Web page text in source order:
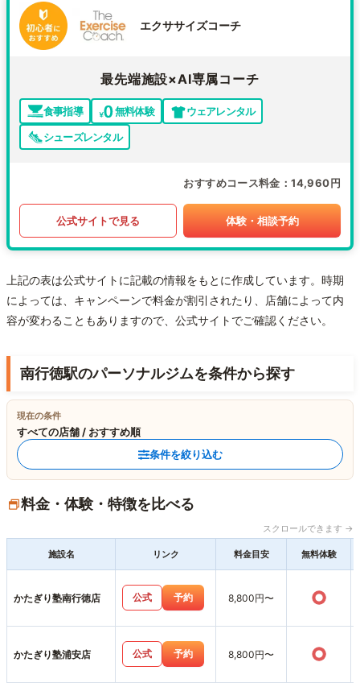
エクササイズコーチ
最先端施設×AI専属コーチ
食事指導 無料体験
ウェアレンタル
シューズレンタル
おすすめコース料金 14,960円
公式サイトで見る 体験・相談予約
上記の表は公式サイトに記載の情報をもとに作成しています。時期
によっては、キャンペーンで料金が割引されたり、店舗によって内
容が変わることもありますので、公式サイトでご確認ください。
南行徳駅のパーソナルジムを条件から探す
現在の条件
すべての店舗 / おすすめ順
条件を絞り込む
料金・体験・特徴を比べる
スクロールできます →
施設名 リンク 料金目安 無料体験
かたぎり塾南行徳店 公式 予約 8,800円〜 ○
かたぎり塾浦安店 公式 予約 8,800円〜 ○